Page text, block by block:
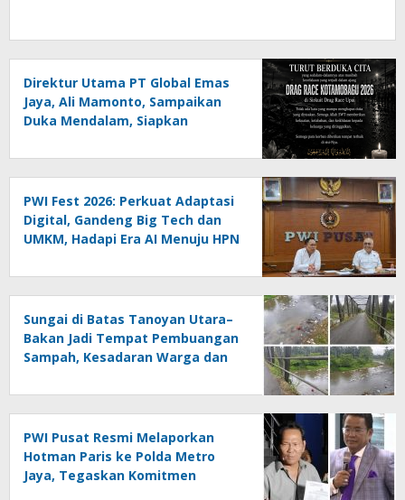
Direktur Utama PT Global Emas
Jaya, Ali Mamonto, Sampaikan
Duka Mendalam, Siapkan
Race Kotamobagu
PWI Fest 2026: Perkuat Adaptasi
Digital, Gandeng Big Tech dan
UMKM, Hadapi Era AI Menuju HPN
Sungai di Batas Tanoyan Utara–
Bakan Jadi Tempat Pembuangan
Sampah, Kesadaran Warga dan
Dipertanyakan
PWI Pusat Resmi Melaporkan
Hotman Paris ke Polda Metro
Jaya, Tegaskan Komitmen